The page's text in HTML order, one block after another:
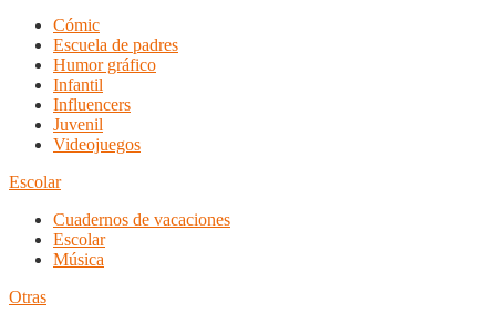
Cómic
Escuela de padres
Humor gráfico
Infantil
Influencers
Juvenil
Videojuegos
Escolar
Cuadernos de vacaciones
Escolar
Música
Otras